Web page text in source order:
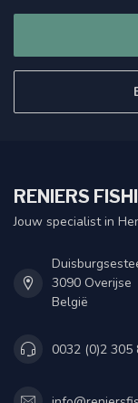
RENIERS
Jouw specialist in
3090 Overijse
België
0032 (0)2 305